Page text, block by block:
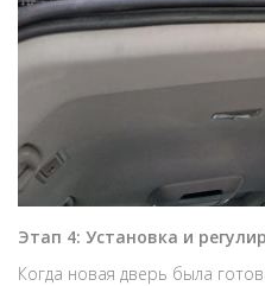
Этап 4: Установка и
Когда новая дверь была